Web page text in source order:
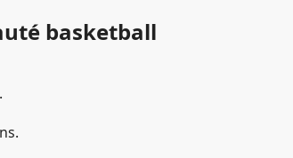
basketball